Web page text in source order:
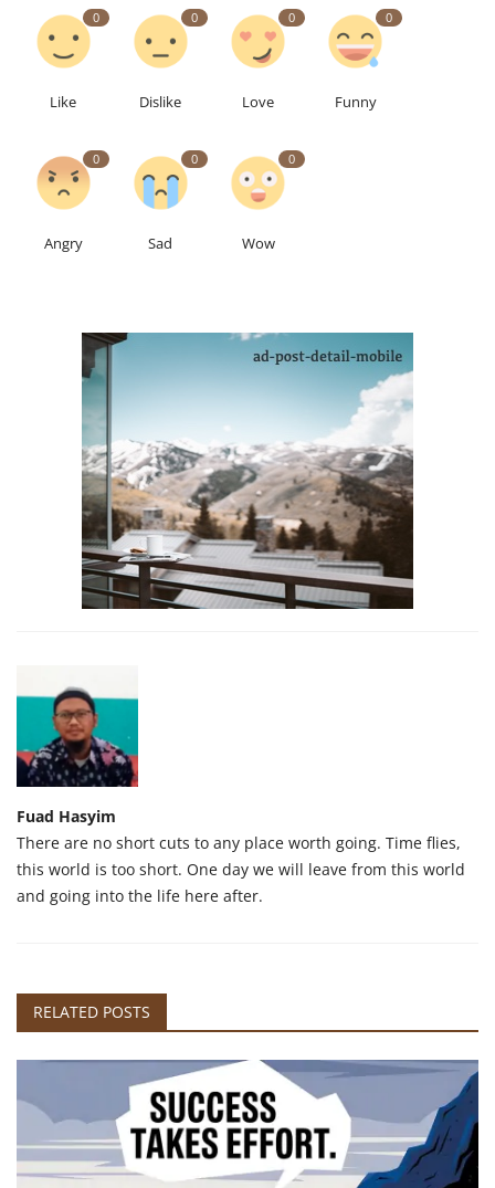
0
Like
0
Dislike
0
Love
0
Funny
0
Angry
0
Sad
0
Wow
Fuad Hasyim
There are no short cuts to any place worth going. Time flies,
this world is too short. One day we will leave from this world
and going into the life here after.
RELATED POSTS